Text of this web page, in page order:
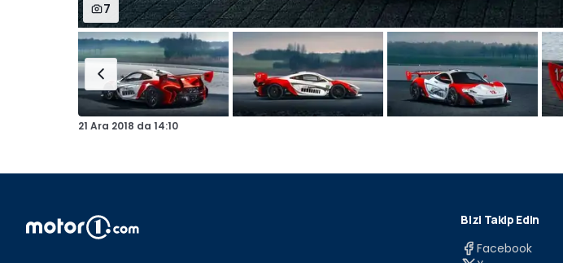
7
21 Ara 2018 da 14:10
Bizi Takip Edin
Facebook